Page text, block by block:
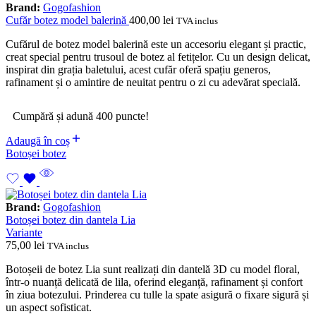
Brand: Gogofashion
Cufăr botez model balerină 400,00 lei TVA inclus
Cufărul de botez model balerină este un accesoriu elegant și practic,
creat special pentru trusoul de botez al fetițelor. Cu un design delicat,
inspirat din grația baletului, acest cufăr oferă spațiu generos,
rafinament și o amintire de neuitat pentru o zi cu adevărat specială.
Cumpără și adună 400 puncte!
Adaugă în coș
Botoșei botez
Brand: Gogofashion
Botoșei botez din dantela Lia
Variante
75,00 lei TVA inclus
Botoșeii de botez Lia sunt realizați din dantelă 3D cu model floral,
într-o nuanță delicată de lila, oferind eleganță, rafinament și confort
în ziua botezului. Prinderea cu tulle la spate asigură o fixare sigură și
un aspect sofisticat.